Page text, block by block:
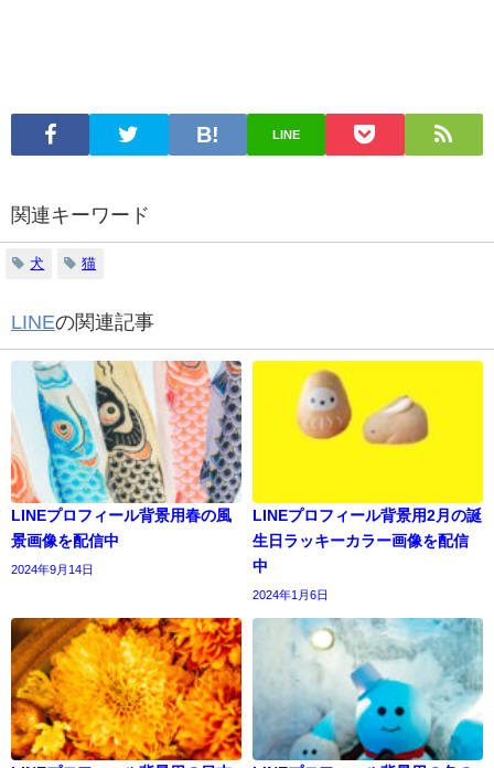
LINE
関連キーワード
犬 猫
LINEの関連記事
LINEプロフィール背景用春の風
景画像を配信中
2024年9月14日
LINEプロフィール背景用2月の誕
生日ラッキーカラー画像を配信
中
2024年1月6日